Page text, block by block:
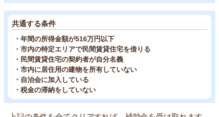
共通する条件
・年間の所得金額が516万円以下
・市内の特定エリアで民間賃貸住宅を借りる
・民間賃貸住宅の契約者が自分名義
・市内に居住用の建物を所有していない
・自治会に加入している
・税金の滞納をしていない